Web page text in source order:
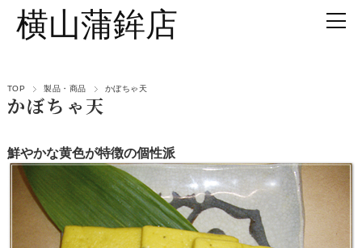
横山蒲鉾店
TOP 製品・商品 かぼちゃ天
かぼちゃ天
鮮やかな黄色が特徴の個性派